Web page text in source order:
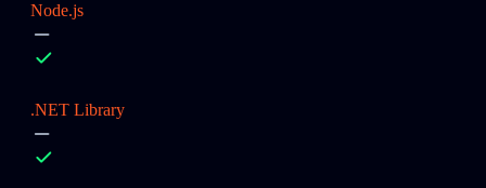
Node.js
.NET Library